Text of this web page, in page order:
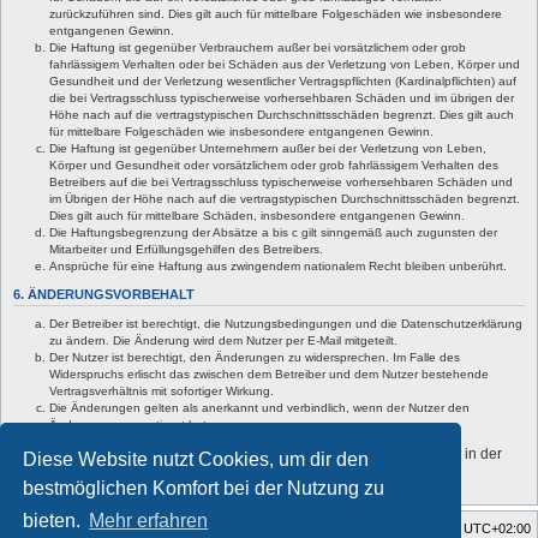
Diese Website nutzt Cookies, um dir den
bestmöglichen Komfort bei der Nutzung zu
bieten. Mehr erfahren
zurückzuführen sind. Dies gilt auch für mittelbare Folgeschäden wie insbesondere
entgangenen Gewinn.
Die Haftung ist gegenüber Verbrauchern außer bei vorsätzlichem oder grob
fahrlässigem Verhalten oder bei Schäden aus der Verletzung von Leben, Körper und
Gesundheit und der Verletzung wesentlicher Vertragspflichten (Kardinalpflichten) auf
die bei Vertragsschluss typischerweise vorhersehbaren Schäden und im übrigen der
Höhe nach auf die vertragstypischen Durchschnittsschäden begrenzt. Dies gilt auch
für mittelbare Folgeschäden wie insbesondere entgangenen Gewinn.
Die Haftung ist gegenüber Unternehmern außer bei der Verletzung von Leben,
Körper und Gesundheit oder vorsätzlichem oder grob fahrlässigem Verhalten des
Betreibers auf die bei Vertragsschluss typischerweise vorhersehbaren Schäden und
im Übrigen der Höhe nach auf die vertragstypischen Durchschnittsschäden begrenzt.
Dies gilt auch für mittelbare Schäden, insbesondere entgangenen Gewinn.
Die Haftungsbegrenzung der Absätze a bis c gilt sinngemäß auch zugunsten der
Mitarbeiter und Erfüllungsgehilfen des Betreibers.
Ansprüche für eine Haftung aus zwingendem nationalem Recht bleiben unberührt.
6. ÄNDERUNGSVORBEHALT
Der Betreiber ist berechtigt, die Nutzungsbedingungen und die Datenschutzerklärung
zu ändern. Die Änderung wird dem Nutzer per E-Mail mitgeteilt.
Der Nutzer ist berechtigt, den Änderungen zu widersprechen. Im Falle des
Widerspruchs erlischt das zwischen dem Betreiber und dem Nutzer bestehende
Vertragsverhältnis mit sofortiger Wirkung.
Die Änderungen gelten als anerkannt und verbindlich, wenn der Nutzer den
Änderungen zugestimmt hat.
Informationen über den Umgang mit deinen persönlichen Daten sind in der
Foren-Übersicht UTC+02:00